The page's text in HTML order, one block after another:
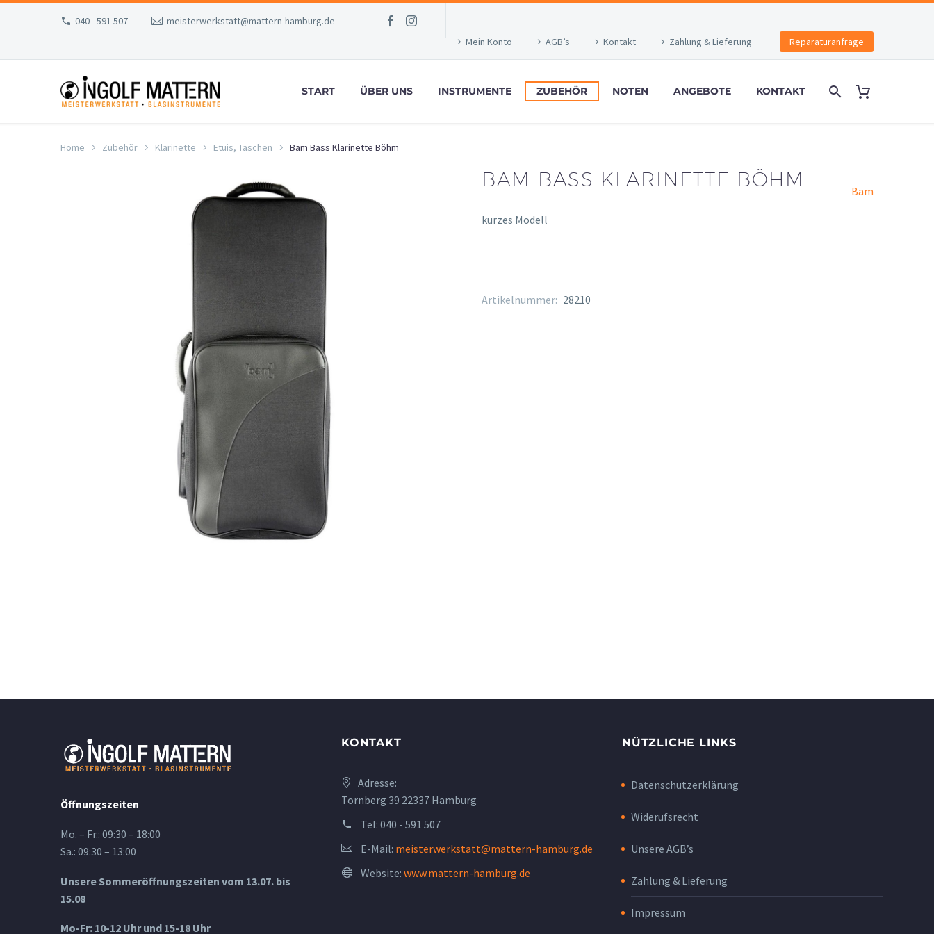
040 - 591 507
meisterwerkstatt@mattern-hamburg.de
Mein Konto
AGB’s Kontakt Zahlung & Lieferung Reparaturanfrage
START ÜBER UNS INSTRUMENTE ZUBEHÖR NOTEN ANGEBOTE KONTAKT
Home Zubehör Klarinette Etuis, Taschen Bam Bass Klarinette Böhm
BAM BASS KLARINETTE BÖHM
Bam
kurzes Modell
Artikelnummer: 28210
Öffnungszeiten
Mo. – Fr.: 09:30 – 18:00
Sa.: 09:30 – 13:00
Unsere Sommeröffnungszeiten vom 13.07. bis
15.08
Mo-Fr: 10-12 Uhr und 15-18 Uhr
KONTAKT
Adresse:
Tornberg 39 22337 Hamburg
Tel: 040 - 591 507
E-Mail: meisterwerkstatt@mattern-hamburg.de
Website: www.mattern-hamburg.de
NÜTZLICHE LINKS
Datenschutzerklärung
Widerufsrecht
Unsere AGB’s
Zahlung & Lieferung
Impressum